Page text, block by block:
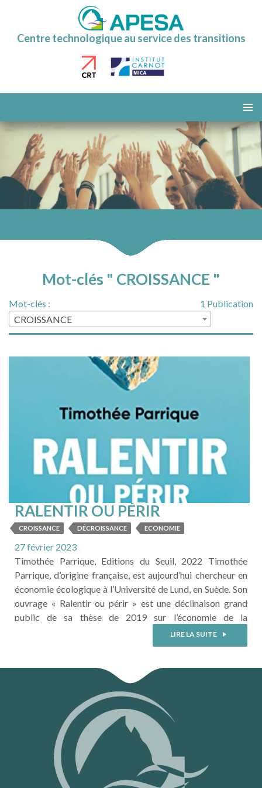
Centre technologique au service des transitions
MENU
AU
CONTENU
Mot-clés " CROISSANCE "
1 Publication
Mot-clés :
CROISSANCE
RALENTIR OU PÉRIR
CROISSANCE DÉCROISSANCE ECONOMIE
27 février 2023
Timothée Parrique, Editions du Seuil, 2022 Timothée
Parrique, d’origine française, est aujourd’hui chercheur en
économie écologique à l’Université de Lund, en Suède. Son
ouvrage « Ralentir ou périr » est une déclinaison grand
public de sa thèse de 2019 sur l’économie de la
décroissance. Dans un style très pédagogique et
percutant, il défend l’argument « que la croissance n’est pas
LIRE LA SUITE
LIRE LA SUITE